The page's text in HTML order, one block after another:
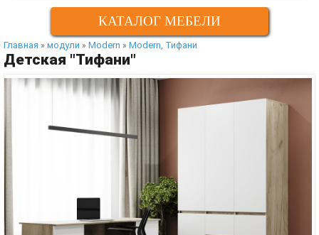
КАТАЛОГ МЕБЕЛИ
Главная » модули » Modern » Modern, Тифани
Детская "Тифани"